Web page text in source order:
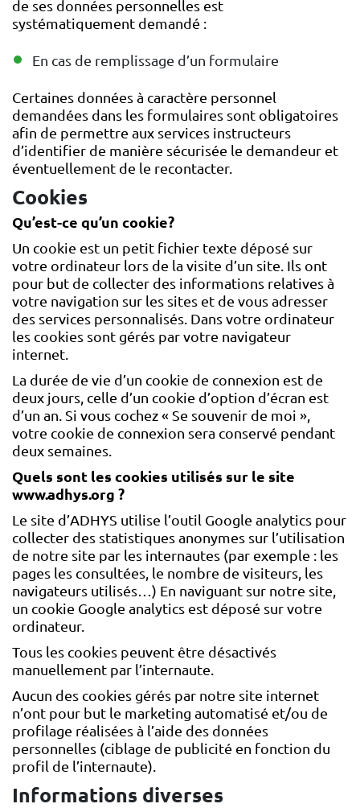
de ses données personnelles est
systématiquement demandé :
En cas de remplissage d’un formulaire
Certaines données à caractère personnel
demandées dans les formulaires sont obligatoires
afin de permettre aux services instructeurs
d’identifier de manière sécurisée le demandeur et
éventuellement de le recontacter.
Cookies
Qu’est-ce qu’un cookie?
Un cookie est un petit fichier texte déposé sur
votre ordinateur lors de la visite d’un site. Ils ont
pour but de collecter des informations relatives à
votre navigation sur les sites et de vous adresser
des services personnalisés. Dans votre ordinateur
les cookies sont gérés par votre navigateur
internet.
La durée de vie d’un cookie de connexion est de
deux jours, celle d’un cookie d’option d’écran est
d’un an. Si vous cochez « Se souvenir de moi »,
votre cookie de connexion sera conservé pendant
deux semaines.
Quels sont les cookies utilisés sur le site
www.adhys.org ?
Le site d’ADHYS utilise l’outil Google analytics pour
collecter des statistiques anonymes sur l’utilisation
de notre site par les internautes (par exemple : les
pages les consultées, le nombre de visiteurs, les
navigateurs utilisés…) En naviguant sur notre site,
un cookie Google analytics est déposé sur votre
ordinateur.
Tous les cookies peuvent être désactivés
manuellement par l’internaute.
Aucun des cookies gérés par notre site internet
n’ont pour but le marketing automatisé et/ou de
profilage réalisées à l’aide des données
personnelles (ciblage de publicité en fonction du
profil de l’internaute).
Informations diverses